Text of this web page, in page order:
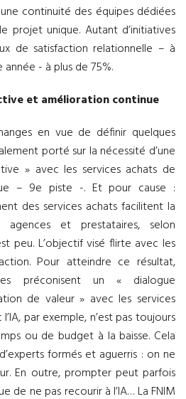
continuité des équipes dédiées
unique. Autant d’initiatives
de satisfaction relationnelle – à
- à plus de 75%.
et amélioration continue
en vue de définir quelques
porté sur la nécessité d’une
» avec les services achats de
– 9e piste -. Et pour cause :
des services achats facilitent la
et prestataires, selon
peu. L’objectif visé flirte avec les
Pour atteindre ce résultat,
préconisent un « dialogue
de valeur » avec les services
par exemple, n’est pas toujours
ou de budget à la baisse. Cela
formés et aguerris : on ne
En outre, prompter peut parfois
de ne pas recourir à l’IA… La FNIM